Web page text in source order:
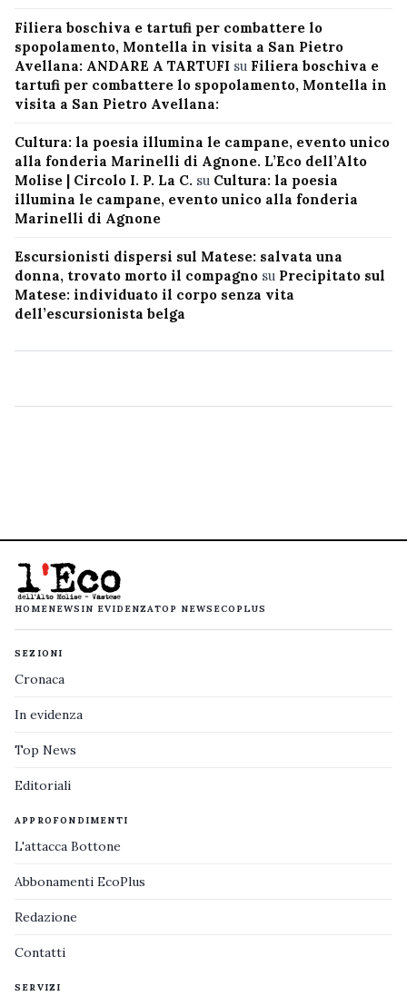
Filiera boschiva e tartufi per combattere lo
spopolamento, Montella in visita a San Pietro
Avellana: ANDARE A TARTUFI su Filiera boschiva e
tartufi per combattere lo spopolamento, Montella in
visita a San Pietro Avellana:
Cultura: la poesia illumina le campane, evento unico
alla fonderia Marinelli di Agnone. L’Eco dell’Alto
Molise | Circolo I. P. La C. su Cultura: la poesia
illumina le campane, evento unico alla fonderia
Marinelli di Agnone
Escursionisti dispersi sul Matese: salvata una
donna, trovato morto il compagno su Precipitato sul
Matese: individuato il corpo senza vita
dell’escursionista belga
HOMENEWS IN EVIDENZATOP NEWS ECOPLUS
SEZIONI
Cronaca
In evidenza
Top News
Editoriali
APPROFONDIMENTI
L'attacca Bottone
Abbonamenti EcoPlus
Redazione
Contatti
SERVIZI